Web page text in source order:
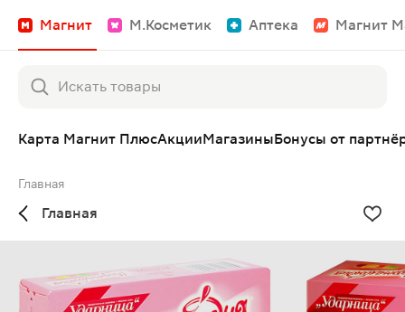
Магнит М.Косметик Аптека Магнит
Карта Магнит ПлюсАкцииМагазиныБонусы от
Главная
Главная